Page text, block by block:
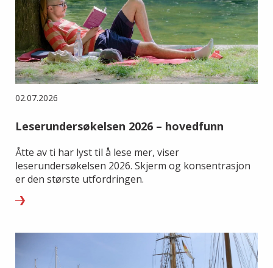
02.07.2026
Leserundersøkelsen 2026 – hovedfunn
Åtte av ti har lyst til å lese mer, viser
leserundersøkelsen 2026. Skjerm og konsentrasjon
er den største utfordringen.